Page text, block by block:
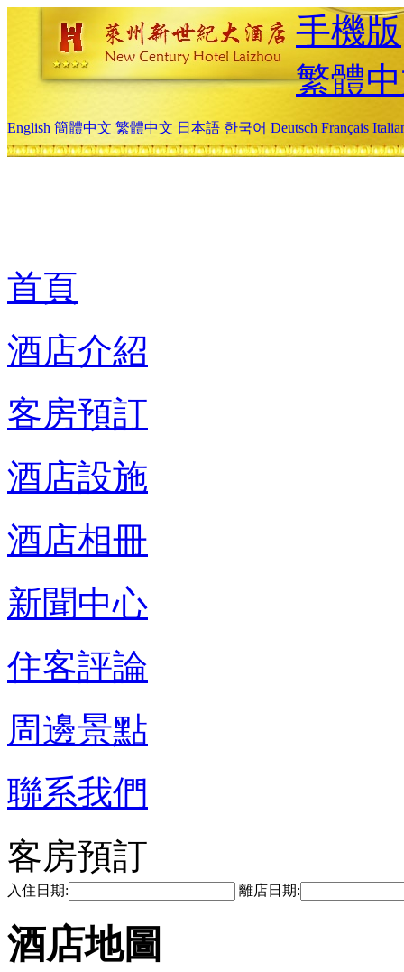
手機版
繁體
English 簡體中文 繁體中文 日本語 한국어 Deutsch Français
首頁
酒店介紹
客房預訂
酒店設施
酒店相冊
新聞中心
住客評論
周邊景點
聯系我們
客房預訂
入住日期: 離店日期:
酒店地圖